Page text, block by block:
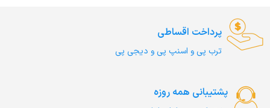
پرداخت اقساطی
ترب‌ پی و اسنپ پی و دیجی پی
پشتیبانی همه روزه